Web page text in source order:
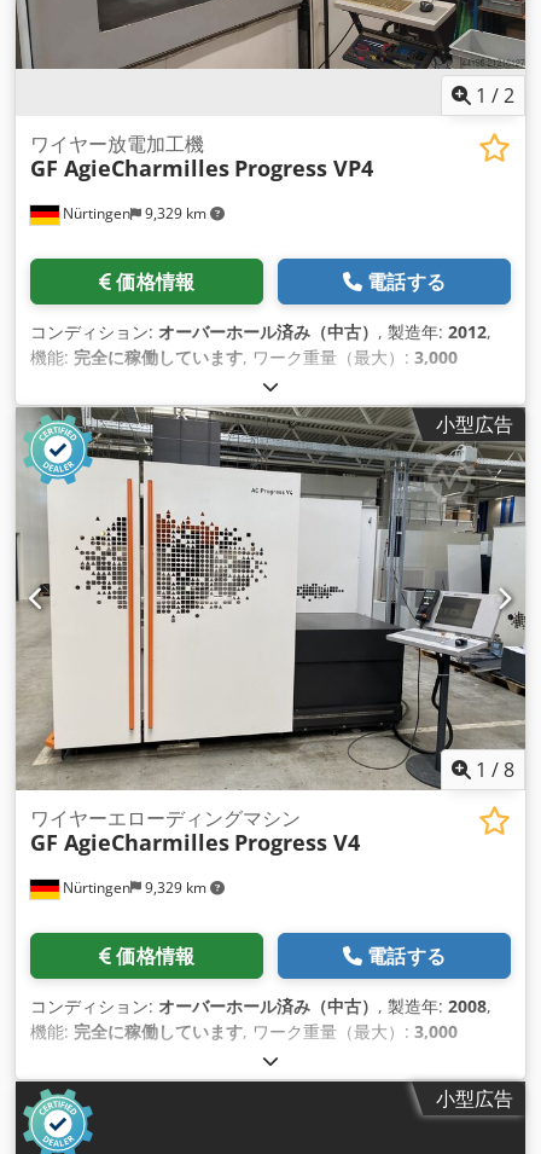
1 /2
Nürtingen 9,329 km
ワイヤー放電加工機
GF AgieCharmilles Progress VP4
価格情報 電話する
コンディション: オーバーホール済み（中古） , 製造年: 2012,
機能: 完全に稼働しています, ワーク重量（最大）: 3,000
, Ｘ軸移動量:800 mm
mm, Z軸移動距離:525 mm,
小型広告
1 /8
Nürtingen 9,329 km
ワイヤーエローディングマシン
GF AgieCharmilles Progress V4
価格情報 電話する
コンディション: オーバーホール済み（中古） , 製造年: 2008,
機能: 完全に稼働しています, ワーク重量（最大）: 3,000
, Ｘ軸移動量:800 mm
mm, Z軸移動距離:525 mm, GF AgieCharmilles Progress V4
製造年: 2008年 移動距離: X= 800 mm、Y= 550 mm、Z= 525
mm 移動距離: U= 800 mm、V=550 mm 最大テーパー角度:
小型広告